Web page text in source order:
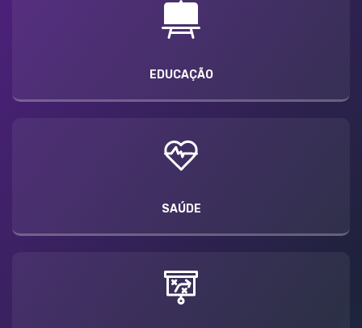
EDUCAÇÃO
SAÚDE